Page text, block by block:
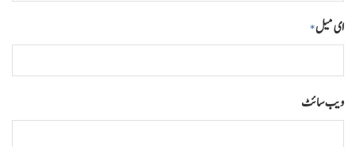
ای میل*
ویب‌ سائٹ